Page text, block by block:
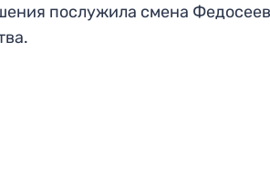
послужила смена